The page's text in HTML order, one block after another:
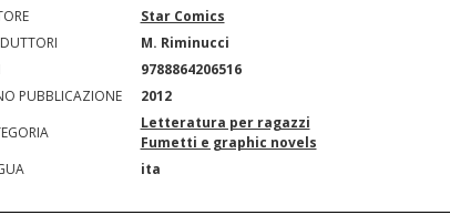
Star Comics
M. Riminucci
9788864206516
PUBBLICAZIONE
2012
Letteratura per ragazzi
Fumetti e graphic novels
ita